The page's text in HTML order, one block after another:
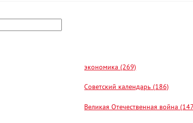
экономика (269)
Советский календарь (186)
Великая Отечественная война